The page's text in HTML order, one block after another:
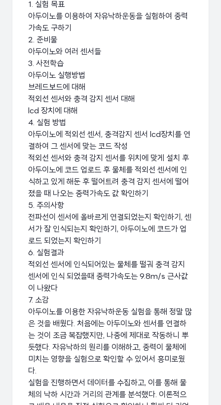
1. 실험 목표
아두이노를 이용하여 자유낙하운동을 실험하여 중력
가속도 구하기
2. 준비물
아두이노와 여러 센서들
3. 사전학습
아두이노 실행방법
브레드보드에 대해
적외선 센서와 충격 감지 센서 대해
lcd 장치에 대해
4. 실험 방법
아두이노에 적외선 센서, 충격감지 센서 lcd장치를 연
결하여 그 센서에 맞는 코드 작성
적외선 센서와 충격 감지 센서를 위치에 맞게 설치 후
아두이노에 코드 업로드 후 물체를 적외선 센서에 인
식하고 있게 해둔 후 떨어트려 충격 감지 센서에 떨어
졌을 때 나오는 중력가속도 값 확인하기
5. 주의사항
전파선이 센서에 올바르게 연결되었는지 확인하기, 센
서가 잘 인식되는지 확인하기, 아두이노에 코드가 업
로드 되었는지 확인하기
6. 실험결과
적외선 센서에 인식되어있는 물체를 떨궈 충격 감지
센서에 인식 되었을때 중력가속도는 9.8m/s 근사값
이 나왔다
7. 소감
아두이노를 이용한 자유낙하운동 실험을 통해 정말 많
은 것을 배웠다. 처음에는 아두이노와 센서를 연결하
는 것이 조금 복잡했지만, 나중에 제대로 작동하니 뿌
듯했다. 자유낙하의 원리를 이해하고, 중력이 물체에
미치는 영향을 실험으로 확인할 수 있어서 흥미로웠
다.
실험을 진행하면서 데이터를 수집하고, 이를 통해 물
체의 낙하 시간과 거리의 관계를 분석했다. 이론적으